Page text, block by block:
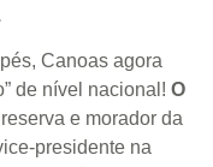
Canoas agora
de nível nacional! O
e morador da
presidente na